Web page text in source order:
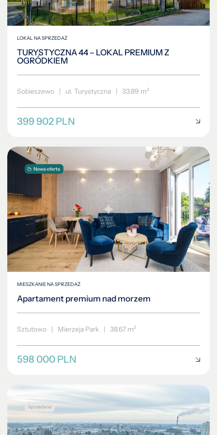
LOKAL NA SPRZEDAŻ
TURYSTYCZNA 44 – LOKAL PREMIUM Z
OGRÓDKIEM
Sobieszewo | ul. Turystyczna | 33.89 m²
399 902 PLN
MIESZKANIE NA SPRZEDAŻ
Apartament premium nad morzem
Sztutowo Mierzeja Park 38.67 m²
598 000 PLN